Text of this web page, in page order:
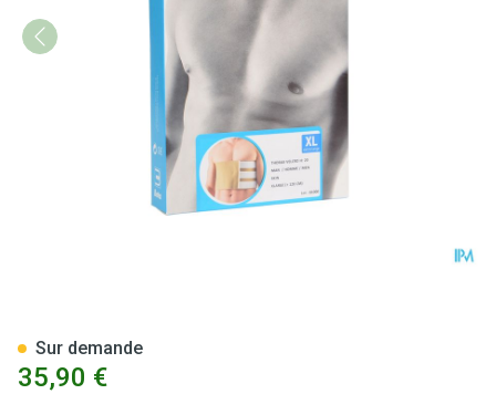
35,90 €
Sur demande